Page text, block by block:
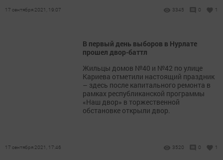
17 сентября 2021, 19:07 3345 0 1
В первый день выборов в Нурлате
прошел двор-баттл
Жильцы домов №40 и №42 по улице
Кариева отметили настоящий праздник
– здесь после капитального ремонта в
рамках республиканской программы
«Наш двор» в торжественной
обстановке открыли двор.
17 сентября 2021, 17:46 3520 0 1